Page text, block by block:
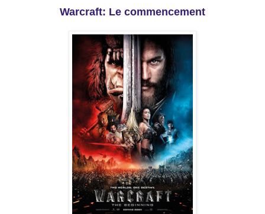
Warcraft: Le commencement